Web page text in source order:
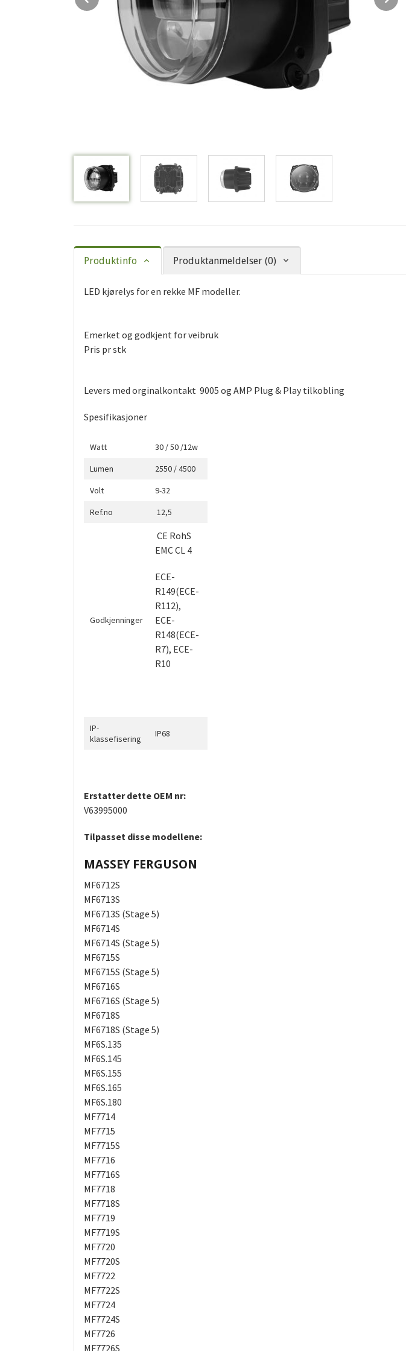
Produktinfo Produktanmeldelser (0)
LED kjørelys for en rekke MF modeller.
Emerket og godkjent for veibruk
Pris pr stk
Levers med orginalkontakt 9005 og AMP Plug & Play tilkobling
Spesifikasjoner
Watt
30 / 50 /12w
Lumen
2550 / 4500
Volt
9-32
Ref.no
12,5
Godkjenninger
CE RohS
EMC CL 4
ECE-
R149(ECE-
R112),
ECE-
R148(ECE-
R7), ECE-
R10
IP-
klassefisering
IP68
Erstatter dette OEM nr:
V63995000
Tilpasset disse modellene:
MASSEY FERGUSON
MF6712S
MF6713S
MF6713S (Stage 5)
MF6714S
MF6714S (Stage 5)
MF6715S
MF6715S (Stage 5)
MF6716S
MF6716S (Stage 5)
MF6718S
MF6718S (Stage 5)
MF6S.135
MF6S.145
MF6S.155
MF6S.165
MF6S.180
MF7714
MF7715
MF7715S
MF7716
MF7716S
MF7718
MF7718S
MF7719
MF7719S
MF7720
MF7720S
MF7722
MF7722S
MF7724
MF7724S
MF7726
MF7726S